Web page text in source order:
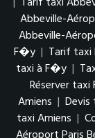
Abbeville-
Abbeville-
F�y | Tarif
taxi à F�y |
Réserver
Amiens | Devis
taxi Amiens |